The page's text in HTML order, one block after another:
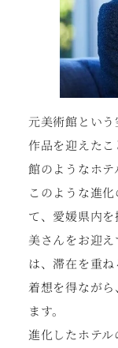
元美術館とい
作品を迎えた
館のようなホテ
このような進
て、愛媛県内
美さんをお迎
は、滞在を重
着想を得なが
ます。
進化したホテル